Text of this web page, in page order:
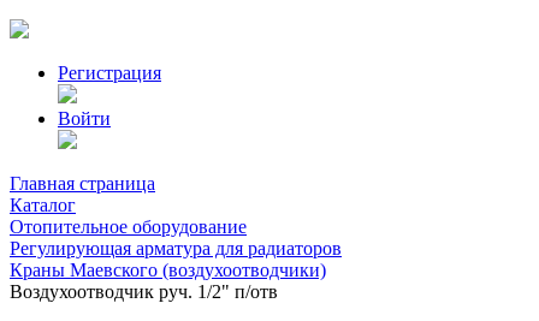
Регистрация
Войти
Главная страница
Каталог
Отопительное оборудование
Регулирующая арматура для радиаторов
Краны Маевского (воздухоотводчики)
Воздухоотводчик руч. 1/2" п/отв